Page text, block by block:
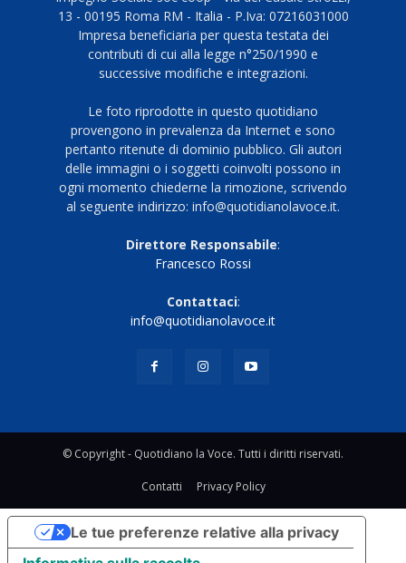
13 - 00195 Roma RM - Italia - P.Iva: 07216031000
Impresa beneficiaria per questa testata dei
contributi di cui alla legge n°250/1990 e
successive modifiche e integrazioni.
Le foto riprodotte in questo quotidiano
provengono in prevalenza da Internet e sono
pertanto ritenute di dominio pubblico. Gli autori
delle immagini o i soggetti coinvolti possono in
ogni momento chiederne la rimozione, scrivendo
al seguente indirizzo: info@quotidianolavoce.it.
Direttore Responsabile:
Francesco Rossi
Contattaci:
info@quotidianolavoce.it
© Copyright - Quotidiano la Voce. Tutti i diritti riservati.
Contatti Privacy Policy
Le tue preferenze relative alla privacy